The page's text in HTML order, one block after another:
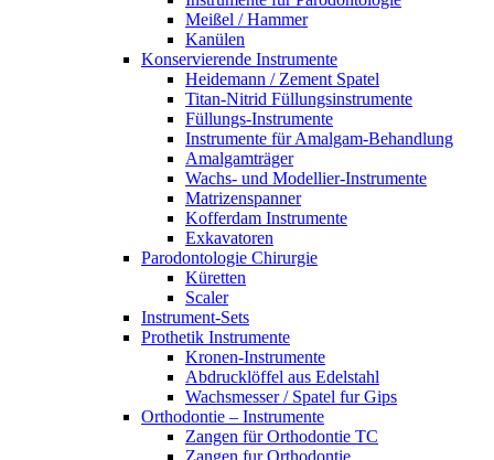
Meißel / Hammer
Kanülen
Konservierende Instrumente
Heidemann / Zement Spatel
Titan-Nitrid Füllungsinstrumente
Füllungs-Instrumente
Instrumente für Amalgam-Behandlung
Amalgamträger
Wachs- und Modellier-Instrumente
Matrizenspanner
Kofferdam Instrumente
Exkavatoren
Parodontologie Chirurgie
Küretten
Scaler
Instrument-Sets
Prothetik Instrumente
Kronen-Instrumente
Abdrucklöffel aus Edelstahl
Wachsmesser / Spatel fur Gips
Orthodontie – Instrumente
Zangen für Orthodontie TC